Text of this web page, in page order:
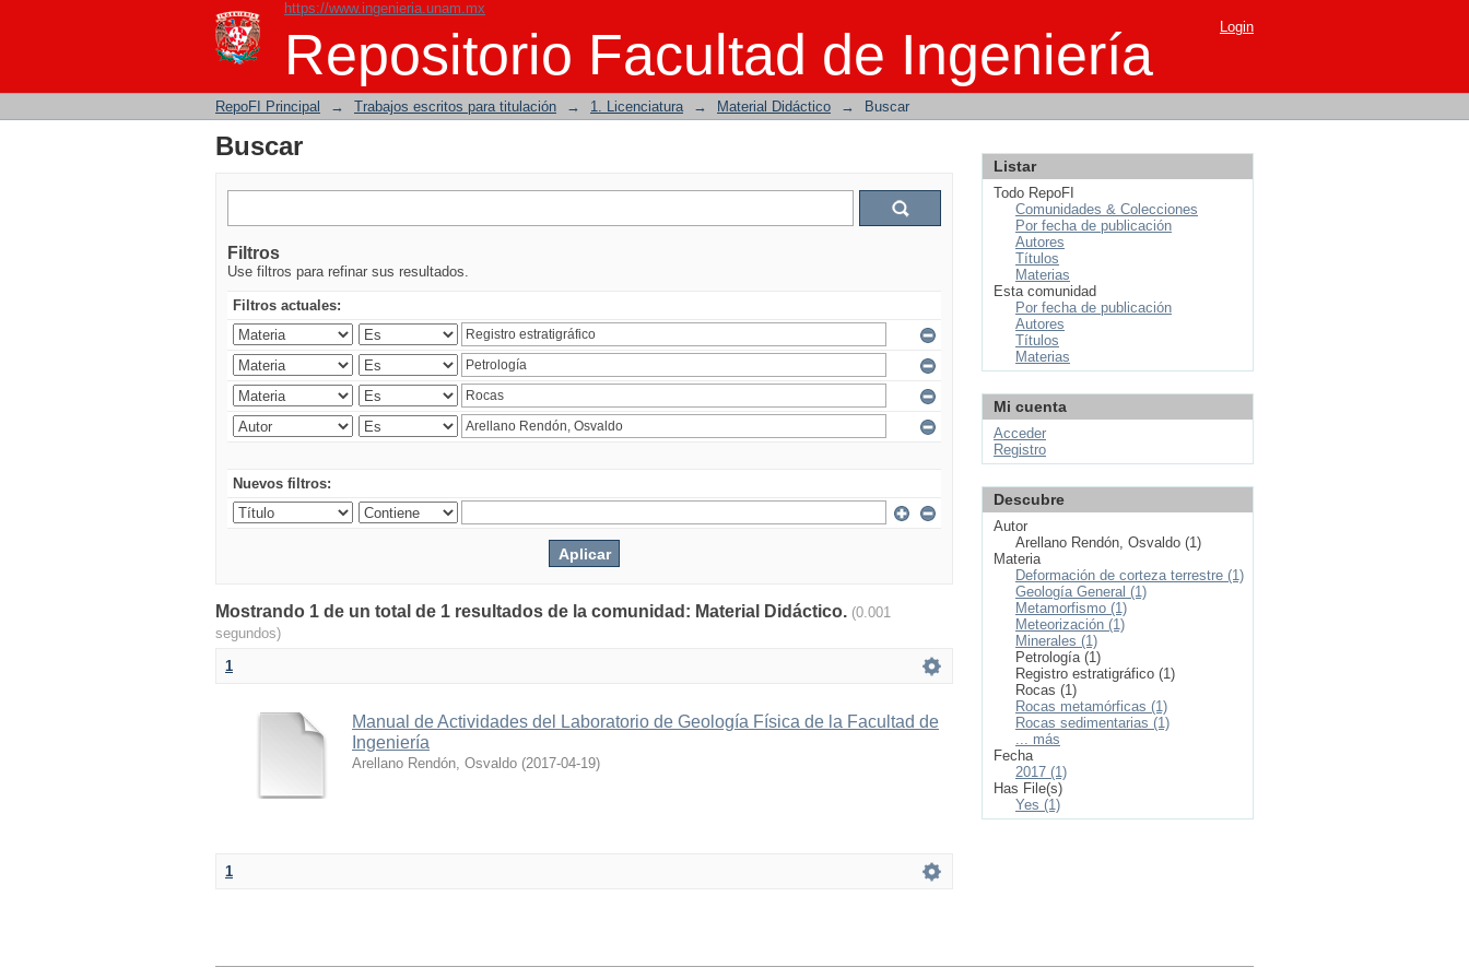
https://www.ingenieria.unam.mx
Repositorio Facultad de Ingeniería
Buscar Login
RepoFI Principal → Trabajos escritos para titulación → 1. Licenciatura → Material Didáctico → Buscar
Buscar
Filtros
Use filtros para refinar sus resultados.
Filtros actuales:
Nuevos filtros:
Mostrando 1 de un total de 1 resultados de la comunidad: Material Didáctico. (0.001
segundos)
1
Manual de Actividades del Laboratorio de Geología Física de la Facultad de
Ingeniería
Arellano Rendón, Osvaldo (2017-04-19)
1
Listar
Todo RepoFI
Comunidades & Colecciones
Por fecha de publicación
Autores
Títulos
Materias
Esta comunidad
Por fecha de publicación
Autores
Títulos
Materias
Mi cuenta
Acceder
Registro
Descubre
Autor
Arellano Rendón, Osvaldo (1)
Materia
Deformación de corteza terrestre (1)
Geología General (1)
Metamorfismo (1)
Meteorización (1)
Minerales (1)
Petrología (1)
Registro estratigráfico (1)
Rocas (1)
Rocas metamórficas (1)
Rocas sedimentarias (1)
... más
Fecha
2017 (1)
Has File(s)
Yes (1)